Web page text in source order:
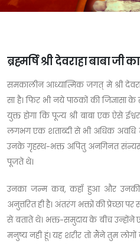
ब्रह्मर्षि श्री देवराहा बाबा जी
समकालीन आध्यात्मिक जगत् मे श्री
सा है। फिर भी नये पाठकों की जिज्ञासा
युक्त होगा कि पूज्य श्री बाबा एक ऐसे
लगभग एक शताब्दी से भी अधिक अवधि
उनके गृहस्थ-भक्त अपितु अनगिनत संन्यस्त
पूजते थे।
उनका जन्म कब, कहाँ हुआ और
अनुत्तरित ही है। अंतरंग भक्तों की प्रेच्छा पर
से बताते थे। भक्त-समुदाय के बीच उन्होंने
मनुष्य नही हूं। यह शरीर तो मैंने तुम